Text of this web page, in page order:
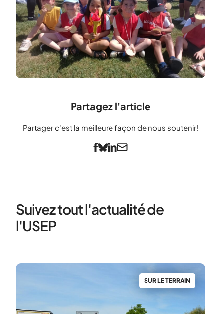
Partagez l'article
Partager c'est la meilleure façon de nous soutenir!
Suivez tout l'actualité de
l'USEP
SUR LE TERRAIN